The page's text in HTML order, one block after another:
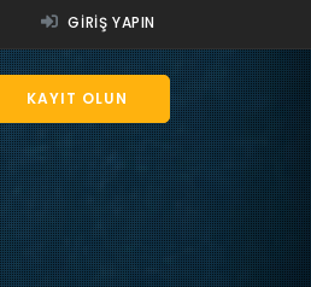
GIRIŞ YAPIN
KAYIT OLUN